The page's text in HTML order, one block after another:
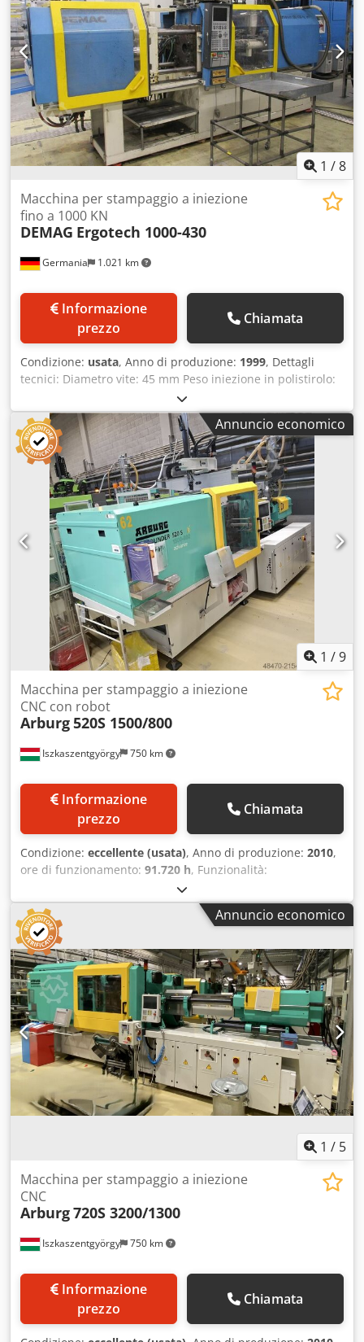
1 /8
Germania 1.021 km
Macchina per stampaggio a iniezione
fino a 1000 KN
DEMAG Ergotech 1000-430
prezzo
Chiamata
Condizione: usata, Anno di produzione: 1999, Dettagli
tecnici: Diametro vite: 45 mm Peso iniezione in polistirolo:
149 g/PS Forza di chiusura: 100 kN Dodpfewvkggex Aniokr
9302423 PRESSA AD INIEZIONE, DEMAG-FOERDERTECHNIK,
anno di costruzione 1999 9307836 GRUPPO
TERMOREGOLATORE, PIOVAN GMBH GARCHING, THW9,
anno di costruzione 2011 784065 REGOLATORE DI
TEMPERATURA, PLASTIC SERVICE GMBH, HRS 24I, anno di
costruzione 2003
Annuncio economico
1 /9
Iszkaszentgyörgy 750 km
Macchina per stampaggio a iniezione
CNC con robot
Arburg520S 1500/800
prezzo
Chiamata
Condizione: eccellente (usata), Anno di produzione: 2010,
ore di funzionamento: 91.720 h, Funzionalità:
, Forza di chiusura 150 kN
Diametro vite D45 mm Volume massimo di iniezione 318
cm³ Piani di fissaggio 688 x 688 mm Peso totale 6840 kg La
macchina è dotata di robot Dkjdpfx Aoyvt R Ionier
Annuncio economico
1 / 5
Iszkaszentgyörgy 750 km
Macchina per stampaggio a iniezione
CNC
Arburg720S 3200/1300
prezzo
Chiamata